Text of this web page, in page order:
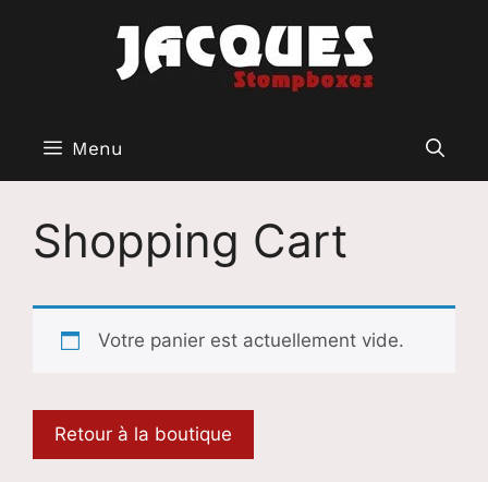
Menu
Shopping Cart
Votre panier est actuellement vide.
Retour à la boutique